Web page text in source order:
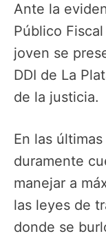
Ante la
Público
joven se
DDI de La
de la justicia.
En las
duramente
manejar a
las leyes de
donde se